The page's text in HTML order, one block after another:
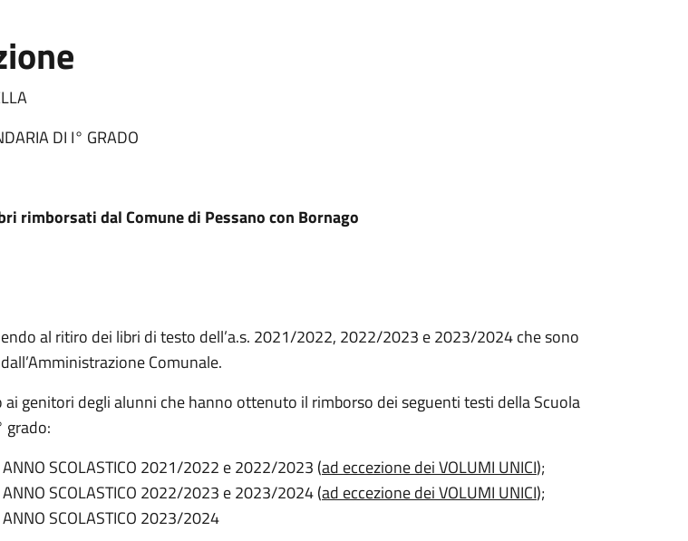
DI I° GRADO
rimborsati dal Comune di Pessano con Bornago
al ritiro dei libri di testo dell’a.s. 2021/2022, 2022/2023 e 2023/2024 che sono
Comunale.
ai genitori degli alunni che hanno ottenuto il rimborso dei seguenti testi della Scuola
grado:
ANNO SCOLASTICO 2021/2022 e 2022/2023 (ad eccezione dei VOLUMI UNICI);
ANNO SCOLASTICO 2022/2023 e 2023/2024 (ad eccezione dei VOLUMI UNICI);
SCOLASTICO 2023/2024